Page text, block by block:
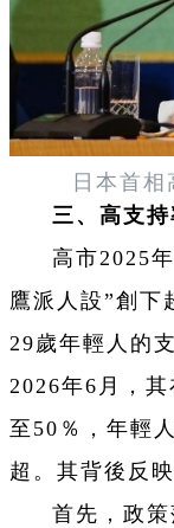
日本首
三、高支
高市2025
鷹派人設”創下
29歲年輕人的
2026年6月，
至50％，年輕
超。其背後反
首先，政策